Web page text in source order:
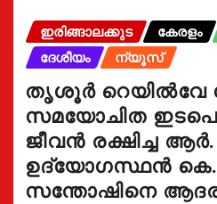
ഇരിങ്ങാലക്കുട കേരളം
ദേശീയം
ന്യൂസ്
തൃശൂർ റെയിൽവേ
സമയോചിത
ജീവൻ രക്ഷിച്ച
ഉദ്യോഗസ്ഥൻ
സന്തോഷിനെ